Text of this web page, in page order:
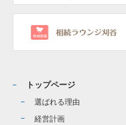
トップページ
選ばれる理由
経営計画